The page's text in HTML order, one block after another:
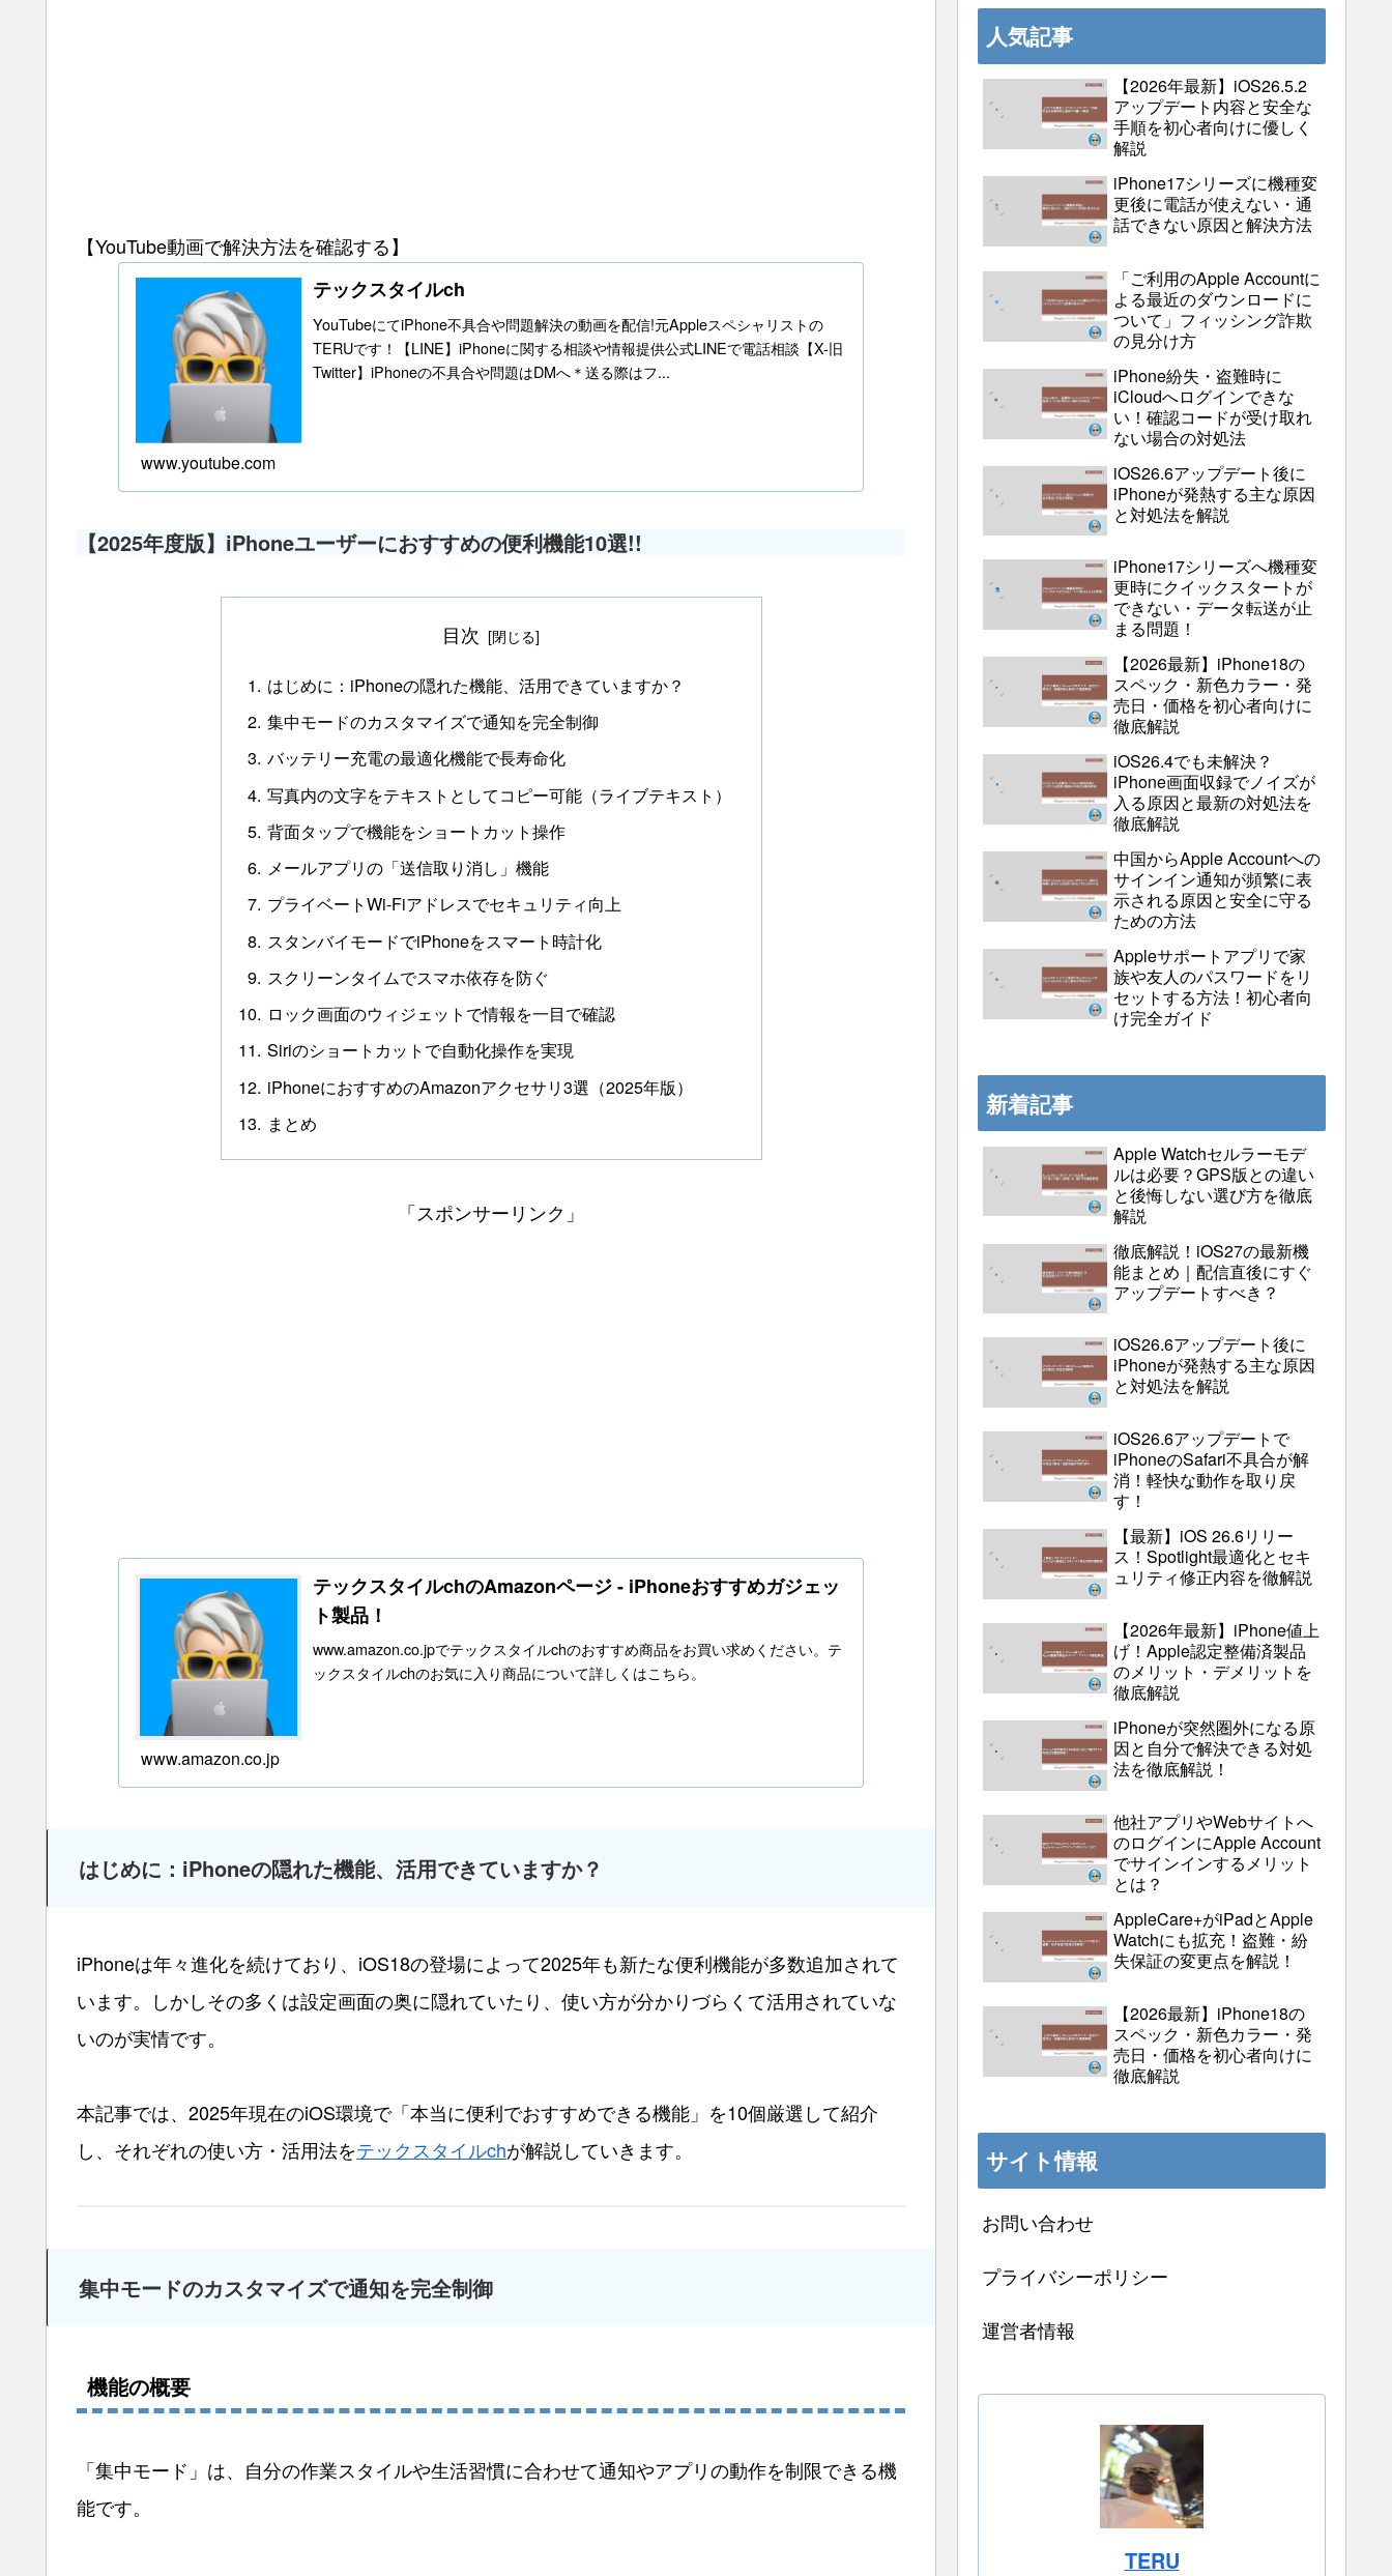
【YouTube動画で解決方法を確認する】
テックスタイルch
YouTubeにてiPhone不具合や問題解決の動画を配信!元Appleスペシャリストの
TERUです！【LINE】iPhoneに関する相談や情報提供公式LINEで電話相談【X-旧
Twitter】iPhoneの不具合や問題はDMへ＊送る際はフ...
www.youtube.com
【2025年度版】iPhoneユーザーにおすすめの便利機能10選!!
目次
はじめに：iPhoneの隠れた機能、活用できていますか？
集中モードのカスタマイズで通知を完全制御
バッテリー充電の最適化機能で長寿命化
写真内の文字をテキストとしてコピー可能（ライブテキスト）
背面タップで機能をショートカット操作
メールアプリの「送信取り消し」機能
プライベートWi-Fiアドレスでセキュリティ向上
スタンバイモードでiPhoneをスマート時計化
スクリーンタイムでスマホ依存を防ぐ
ロック画面のウィジェットで情報を一目で確認
Siriのショートカットで自動化操作を実現
iPhoneにおすすめのAmazonアクセサリ3選（2025年版）
まとめ
「スポンサーリンク」
テックスタイルchのAmazonページ - iPhoneおすすめガジェッ
ト製品！
www.amazon.co.jpでテックスタイルchのおすすめ商品をお買い求めください。テ
ックスタイルchのお気に入り商品について詳しくはこちら。
www.amazon.co.jp
はじめに：iPhoneの隠れた機能、活用できていますか？
iPhoneは年々進化を続けており、iOS18の登場によって2025年も新たな便利機能が多数追加されて
います。しかしその多くは設定画面の奥に隠れていたり、使い方が分かりづらくて活用されていな
いのが実情です。
本記事では、2025年現在のiOS環境で「本当に便利でおすすめできる機能」を10個厳選して紹介
し、それぞれの使い方・活用法をテックスタイルchが解説していきます。
集中モードのカスタマイズで通知を完全制御
機能の概要
「集中モード」は、自分の作業スタイルや生活習慣に合わせて通知やアプリの動作を制限できる機
能です。
人気記事
【2026年最新】iOS26.5.2
アップデート内容と安全な
手順を初心者向けに優しく
解説
iPhone17シリーズに機種変
更後に電話が使えない・通
話できない原因と解決方法
「ご利用のApple Accountに
よる最近のダウンロードに
ついて」フィッシング詐欺
の見分け方
iPhone紛失・盗難時に
iCloudへログインできな
い！確認コードが受け取れ
ない場合の対処法
iOS26.6アップデート後に
iPhoneが発熱する主な原因
と対処法を解説
iPhone17シリーズへ機種変
更時にクイックスタートが
できない・データ転送が止
まる問題！
【2026最新】iPhone18の
スペック・新色カラー・発
売日・価格を初心者向けに
徹底解説
iOS26.4でも未解決？
iPhone画面収録でノイズが
入る原因と最新の対処法を
徹底解説
中国からApple Accountへの
サインイン通知が頻繁に表
示される原因と安全に守る
ための方法
Appleサポートアプリで家
族や友人のパスワードをリ
セットする方法！初心者向
け完全ガイド
新着記事
Apple Watchセルラーモデ
ルは必要？GPS版との違い
と後悔しない選び方を徹底
解説
徹底解説！iOS27の最新機
能まとめ｜配信直後にすぐ
アップデートすべき？
iOS26.6アップデート後に
iPhoneが発熱する主な原因
と対処法を解説
iOS26.6アップデートで
iPhoneのSafari不具合が解
消！軽快な動作を取り戻
す！
【最新】iOS 26.6リリー
ス！Spotlight最適化とセキ
ュリティ修正内容を徹解説
【2026年最新】iPhone値上
げ！Apple認定整備済製品
のメリット・デメリットを
徹底解説
iPhoneが突然圏外になる原
因と自分で解決できる対処
法を徹底解説！
他社アプリやWebサイトへ
のログインにApple Account
でサインインするメリット
とは？
AppleCare+がiPadとApple
Watchにも拡充！盗難・紛
失保証の変更点を解説！
【2026最新】iPhone18の
スペック・新色カラー・発
売日・価格を初心者向けに
徹底解説
サイト情報
お問い合わせ
プライバシーポリシー
運営者情報
TERU